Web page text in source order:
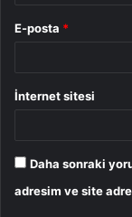
E-posta *
İnternet sitesi
Daha sonraki
adresim ve site